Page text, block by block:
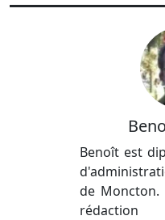
Benoît est
de Moncton.
rédaction